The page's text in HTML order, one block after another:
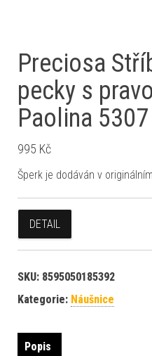
Preciosa
pecky s
Paolina
995 Kč
Šperk je dodáván v
DETAIL
SKU: 8595050185392
Kategorie: Náušnice
Popis